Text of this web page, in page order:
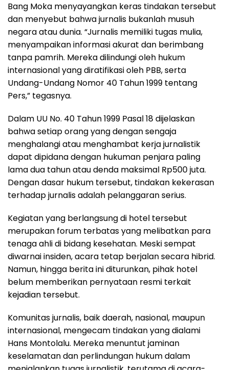
Bang Moka menyayangkan keras tindakan tersebut
dan menyebut bahwa jurnalis bukanlah musuh
negara atau dunia. “Jurnalis memiliki tugas mulia,
menyampaikan informasi akurat dan berimbang
tanpa pamrih. Mereka dilindungi oleh hukum
internasional yang diratifikasi oleh PBB, serta
Undang-Undang Nomor 40 Tahun 1999 tentang
Pers,” tegasnya.
Dalam UU No. 40 Tahun 1999 Pasal 18 dijelaskan
bahwa setiap orang yang dengan sengaja
menghalangi atau menghambat kerja jurnalistik
dapat dipidana dengan hukuman penjara paling
lama dua tahun atau denda maksimal Rp500 juta.
Dengan dasar hukum tersebut, tindakan kekerasan
terhadap jurnalis adalah pelanggaran serius.
Kegiatan yang berlangsung di hotel tersebut
merupakan forum terbatas yang melibatkan para
tenaga ahli di bidang kesehatan. Meski sempat
diwarnai insiden, acara tetap berjalan secara hibrid.
Namun, hingga berita ini diturunkan, pihak hotel
belum memberikan pernyataan resmi terkait
kejadian tersebut.
Komunitas jurnalis, baik daerah, nasional, maupun
internasional, mengecam tindakan yang dialami
Hans Montolalu. Mereka menuntut jaminan
keselamatan dan perlindungan hukum dalam